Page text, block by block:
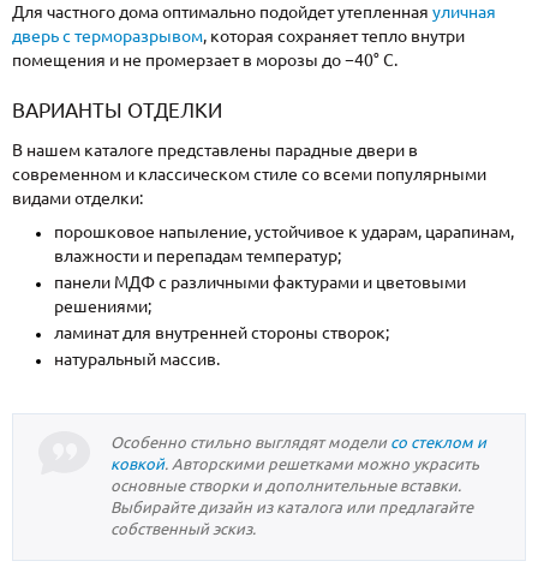
Для частного дома оптимально подойдет утепленная уличная
дверь с терморазрывом, которая сохраняет тепло внутри
помещения и не промерзает в морозы до −40° С.
ВАРИАНТЫ ОТДЕЛКИ
В нашем каталоге представлены парадные двери в
современном и классическом стиле со всеми популярными
видами отделки:
порошковое напыление, устойчивое к ударам, царапинам,
влажности и перепадам температур;
панели МДФ с различными фактурами и цветовыми
решениями;
ламинат для внутренней стороны створок;
натуральный массив.
Особенно стильно выглядят модели со стеклом и
ковкой. Авторскими решетками можно украсить
основные створки и дополнительные вставки.
Выбирайте дизайн из каталога или предлагайте
собственный эскиз.